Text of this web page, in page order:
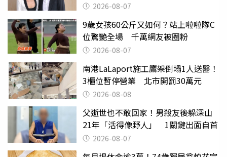
2026-08-07
9歲女孩60公斤又如何？站上啦啦隊C
位驚艷全場 千萬網友被圈粉
2026-08-07
南港LaLaport施工鷹架倒塌1人送醫！
3櫃位暫停營業 北市開罰30萬元
2026-08-08
父逝世也不敢回家！男殺友後躲深山
21年「活得像野人」 1關鍵出面自首
2026-08-07